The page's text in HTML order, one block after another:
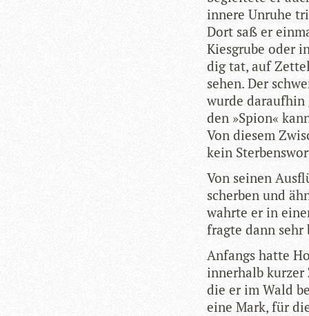
innere Unruhe
Dort saß er
Kies­grube oder
dig tat, auf
sehen. Der
wurde
den »Spion«
Von die­sem
kein
Von sei­nen
scher­ben und
wahrte er in
fragte dann sehr
Anfangs hatte
inner­halb kur­zer
die er im Wald
eine Mark, für